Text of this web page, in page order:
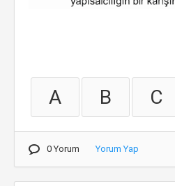
A B C
0 Yorum Yorum Yap